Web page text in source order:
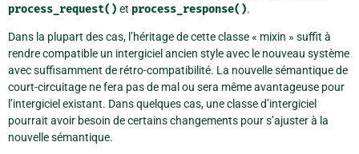
process_request() et process_response().
Dans la plupart des cas, l’héritage de cette classe « mixin » suffit à
rendre compatible un intergiciel ancien style avec le nouveau système
avec suffisamment de rétro-compatibilité. La nouvelle sémantique de
court-circuitage ne fera pas de mal ou sera même avantageuse pour
l’intergiciel existant. Dans quelques cas, une classe d’intergiciel
pourrait avoir besoin de certains changements pour s’ajuster à la
nouvelle sémantique.